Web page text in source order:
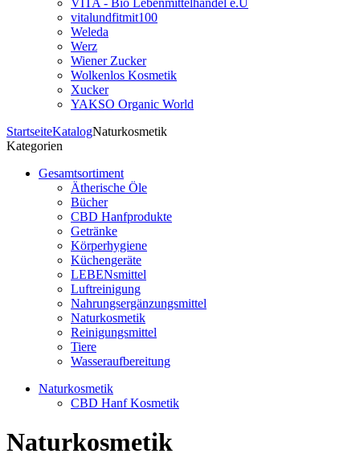
VITA - Bio Lebenmittelhandel e.U
vitalundfitmit100
Weleda
Werz
Wiener Zucker
Wolkenlos Kosmetik
Xucker
YAKSO Organic World
StartseiteKatalogNaturkosmetik
Kategorien
Gesamtsortiment
Ätherische Öle
Bücher
CBD Hanfprodukte
Getränke
Körperhygiene
Küchengeräte
LEBENsmittel
Luftreinigung
Nahrungsergänzungsmittel
Naturkosmetik
Reinigungsmittel
Tiere
Wasseraufbereitung
Naturkosmetik
CBD Hanf Kosmetik
Naturkosmetik